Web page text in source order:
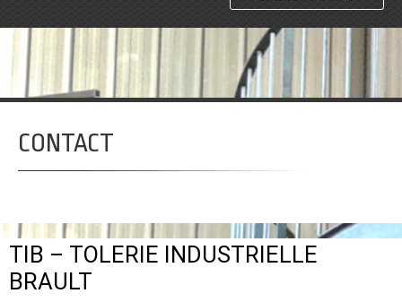
CONTACT
TIB – TOLERIE INDUSTRIELLE
BRAULT